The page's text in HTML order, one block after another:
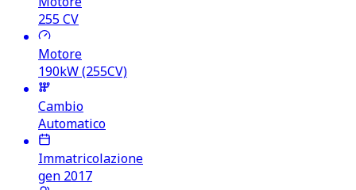
255CV
Motore
190kW (255CV)
Cambio
Automatico
Immatricolazione
gen 2017